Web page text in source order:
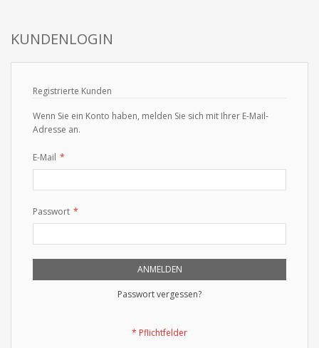
KUNDENLOGIN
Registrierte Kunden
Wenn Sie ein Konto haben, melden Sie sich mit Ihrer E-Mail-
Adresse an.
E-Mail
Passwort
ANMELDEN
Passwort vergessen?